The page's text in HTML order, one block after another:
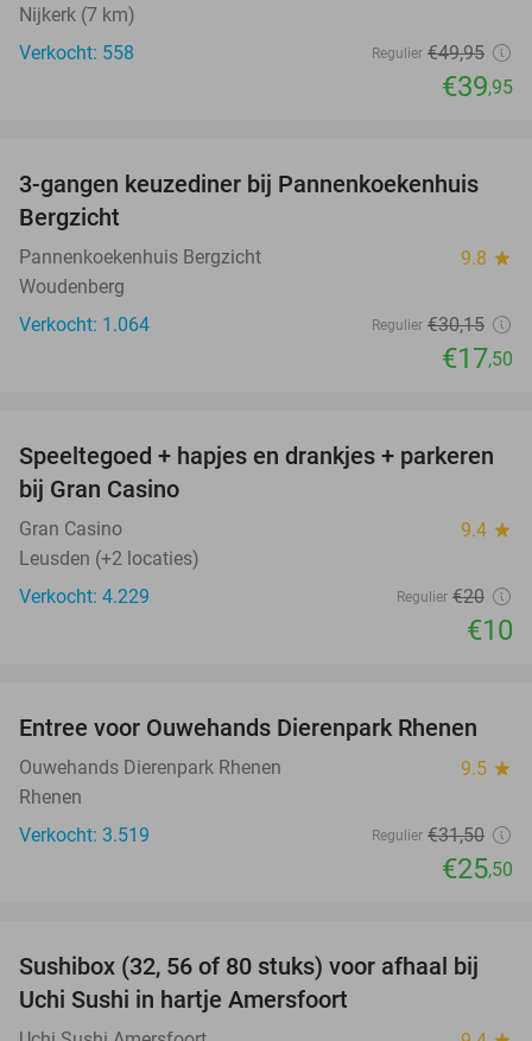
Nijkerk (7 km)
Verkocht: 558
Regulier €49,95
€39,95
42%
3-gangen keuzediner bij Pannenkoekenhuis
Bergzicht
Pannenkoekenhuis Bergzicht 9.8 star
Woudenberg
Verkocht: 1.064
Regulier €30,15
€17,50
50%
Speeltegoed + hapjes en drankjes + parkeren
bij Gran Casino
Gran Casino 9.4 star
Leusden (+2 locaties)
Verkocht: 4.229
Regulier €20
€10
19%
Entree voor Ouwehands Dierenpark Rhenen
Ouwehands Dierenpark Rhenen 9.5 star
Rhenen
Verkocht: 3.519
Regulier €31,50
€25,50
50%
Sushibox (32, 56 of 80 stuks) voor afhaal bij
Uchi Sushi in hartje Amersfoort